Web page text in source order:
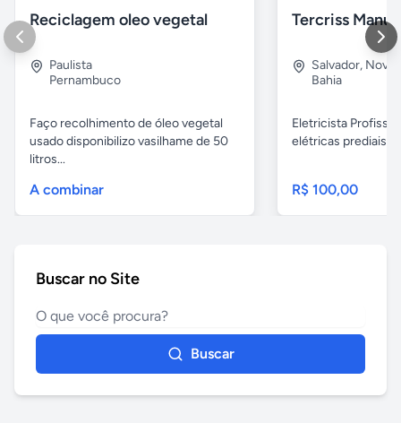
Reciclagem oleo vegetal
Paulista
Pernambuco
Faço recolhimento de óleo vegetal
usado disponibilizo vasilhame de 50
litros...
A combinar
Salvador, Nova
Bahia
Eletricista
elétricas prediais e
R$ 100,00
Buscar no Site
Buscar